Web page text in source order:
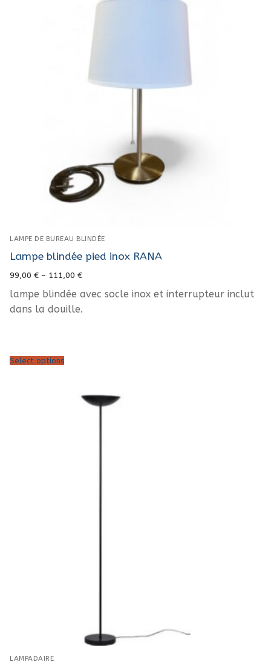
LAMPE DE BUREAU BLINDÉE
Lampe blindée pied inox RANA
99,00 € – 111,00 €
lampe blindée avec socle inox et interrupteur inclut
dans la douille.
Select options
LAMPADAIRE